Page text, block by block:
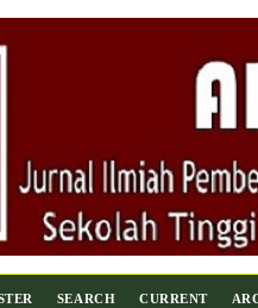
SEARCH CURRENT